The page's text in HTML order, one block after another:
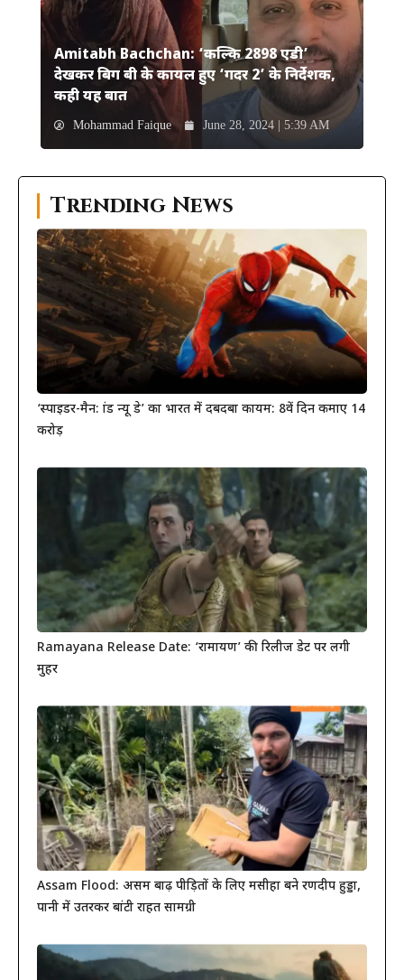
Amitabh Bachchan: ‘कल्कि 2898 एडी’
देखकर बिग बी के कायल हुए ‘गदर 2’ के निर्देशक,
कही यह बात
Mohammad Faique June 28, 2024 | 5:39 AM
Trending News
‘स्पाइडर-मैन: ब्रांड न्यू डे’ का भारत में दबदबा कायम: 8वें दिन कमाए 14
करोड़
Ramayana Release Date: ‘रामायण’ की रिलीज डेट पर लगी
मुहर
Assam Flood: असम बाढ़ पीड़ितों के लिए मसीहा बने रणदीप हुड्डा,
पानी में उतरकर बांटी राहत सामग्री